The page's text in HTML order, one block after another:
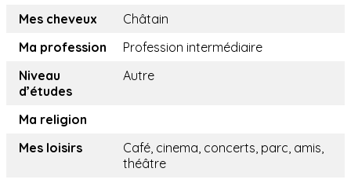
Mes cheveux
Châtain
Ma profession
Profession intermédiaire
Niveau
d’études
Autre
Ma religion
Mes loisirs
Café, cinema, concerts, parc, amis,
théâtre